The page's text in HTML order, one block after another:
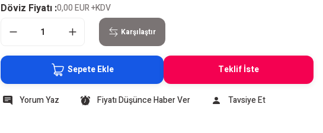
Döviz Fiyatı :0,00 EUR+KDV
Karşılaştır
Sepete Ekle Teklif İste
Yorum Yaz Fiyatı Düşünce Haber Ver Tavsiye Et